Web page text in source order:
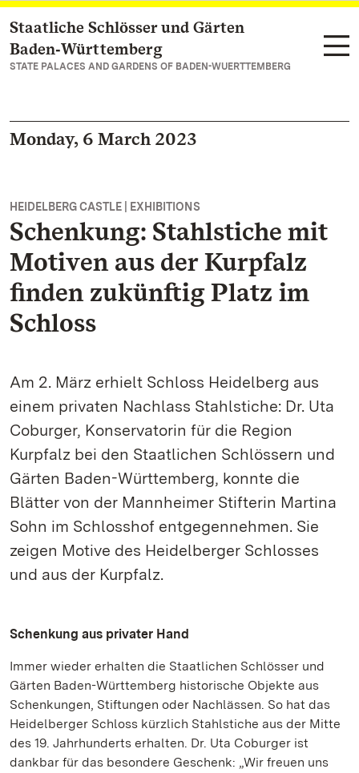
Navigate to main page
Staatliche Schlösser und Gärten
Baden‑Württemberg
STATE PALACES AND GARDENS OF BADEN-WUERTTEMBERG
Monday, 6 March 2023
HEIDELBERG CASTLE | EXHIBITIONS
Schenkung: Stahlstiche mit
Motiven aus der Kurpfalz
finden zukünftig Platz im
Schloss
Am 2. März erhielt Schloss Heidelberg aus
einem privaten Nachlass Stahlstiche: Dr. Uta
Coburger, Konservatorin für die Region
Kurpfalz bei den Staatlichen Schlössern und
Gärten Baden-Württemberg, konnte die
Blätter von der Mannheimer Stifterin Martina
Sohn im Schlosshof entgegennehmen. Sie
zeigen Motive des Heidelberger Schlosses
und aus der Kurpfalz.
Schenkung aus privater Hand
Immer wieder erhalten die Staatlichen Schlösser und
Gärten Baden-Württemberg historische Objekte aus
Schenkungen, Stiftungen oder Nachlässen. So hat das
Heidelberger Schloss kürzlich Stahlstiche aus der Mitte
des 19. Jahrhunderts erhalten. Dr. Uta Coburger ist
dankbar für das besondere Geschenk: „Wir freuen uns